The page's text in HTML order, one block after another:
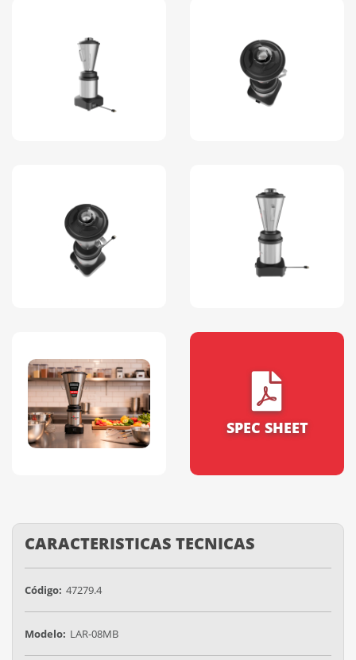
SPEC SHEET
CARACTERISTICAS TECNICAS
Código: 47279.4
Modelo: LAR-08MB